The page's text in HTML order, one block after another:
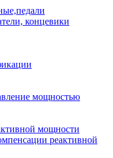
концевики
мощностью
мощности
реактивной